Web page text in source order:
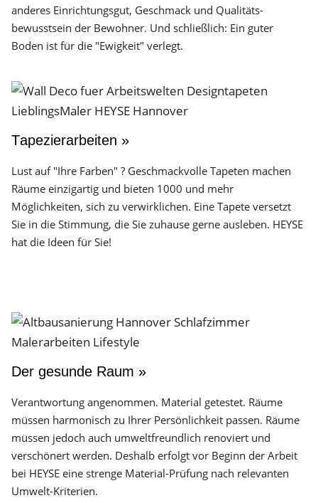
anderes Einrichtungs­gut, Geschmack und Qualitäts­
bewusstsein der Bewohner. Und schließlich: Ein guter
Boden ist für die "Ewigkeit" verlegt.
Tapezierarbeiten »
Lust auf "Ihre Farben" ? Geschmackvolle Tapeten machen
Räume einzigartig und bieten 1000 und mehr
Möglichkeiten, sich zu verwirklichen. Eine Tapete versetzt
Sie in die Stimmung, die Sie zuhause gerne ausleben. HEYSE
hat die Ideen für Sie!
Der gesunde Raum »
Verantwortung angenommen. Material getestet. Räume
müssen harmonisch zu Ihrer Persönlichkeit passen. Räume
müssen jedoch auch umweltfreundlich renoviert und
verschönert werden. Deshalb erfolgt vor Beginn der Arbeit
bei HEYSE eine strenge Material-Prüfung nach relevanten
Umwelt-Kriterien.